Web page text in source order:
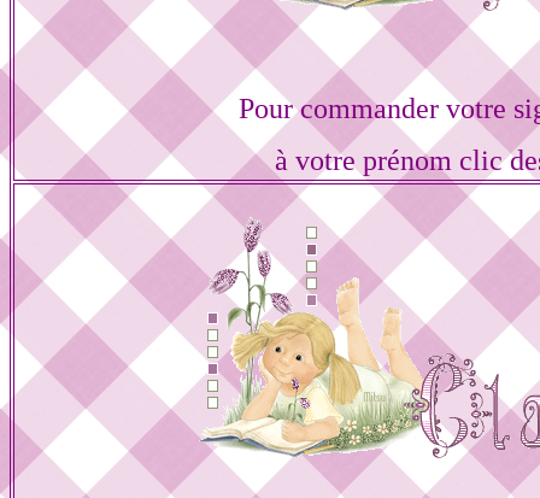
Pour commander votre
à votre prénom clic